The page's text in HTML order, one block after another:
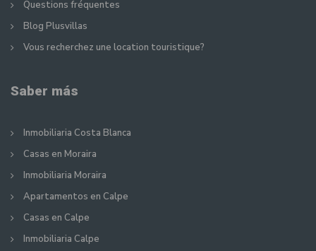
Questions fréquentes
Blog Plusvillas
Vous recherchez une location touristique?
Saber más
Inmobiliaria Costa Blanca
Casas en Moraira
Inmobiliaria Moraira
Apartamentos en Calpe
Casas en Calpe
Inmobiliaria Calpe